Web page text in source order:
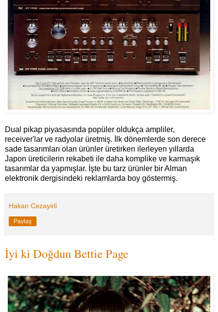
Dual pikap piyasasında popüler oldukça ampliler,
receiver'lar ve radyolar üretmiş. İlk dönemlerde son derece
sade tasarımları olan ürünler üretirken ilerleyen yıllarda
Japon üreticilerin rekabeti ile daha komplike ve karmaşık
tasarımlar da yapmışlar. İşte bu tarz ürünler bir Alman
elektronik dergisindeki reklamlarda boy göstermiş.
Hakan Cezayirli
Paylaş
İyi ki Doğdun Bettie Page